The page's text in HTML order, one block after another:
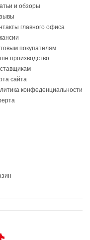
и обзоры
главного офиса
покупателям
производство
сайта
конфеденциальности